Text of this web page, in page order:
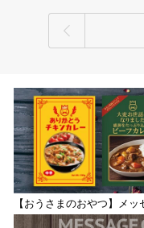
【おうさまのおやつ】メ